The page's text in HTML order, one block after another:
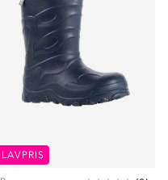
LAVPRIS